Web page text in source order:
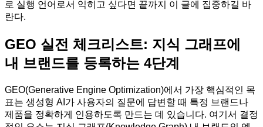
로 실행 언어로서 익히고 싶다면 끝까지 이 글에 집중하길 바
란다.
GEO 실전 체크리스트: 지식 그래프에
내 브랜드를 등록하는 4단계
GEO(Generative Engine Optimization)에서 가장 핵심적인 목
표는 생성형 AI가 사용자의 질문에 답변할 때 특정 브랜드나
제품을 정확하게 인용하도록 만드는 데 있습니다. 여기서 결정